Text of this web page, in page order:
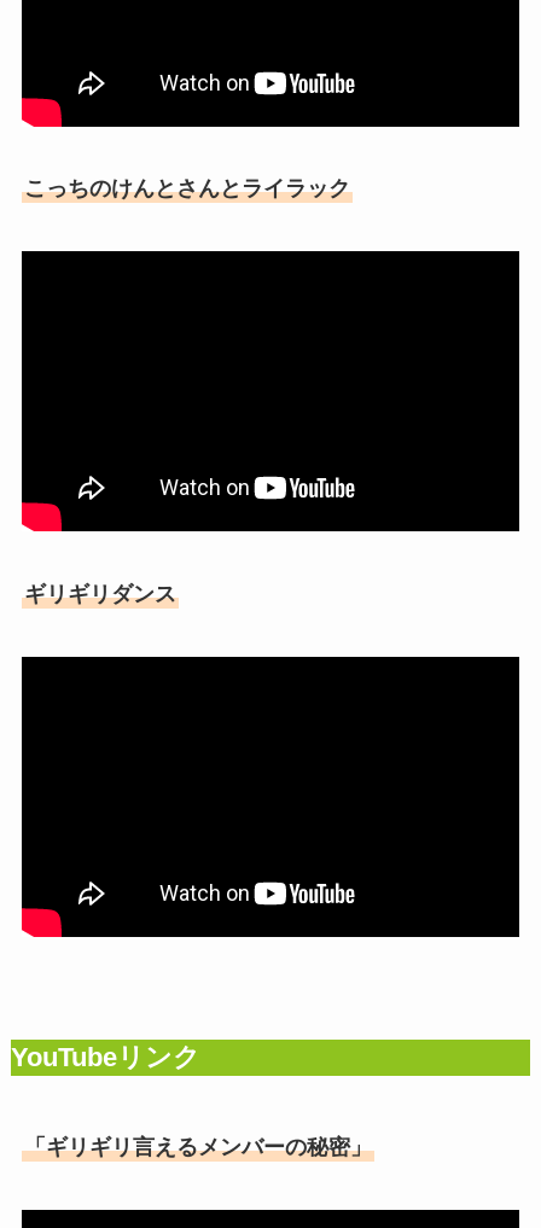
こっちのけんとさんとライラック
ギリギリダンス
YouTubeリンク
「ギリギリ言えるメンバーの秘密」